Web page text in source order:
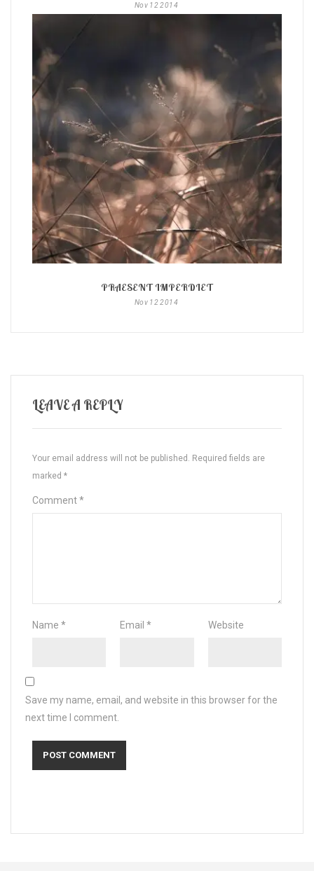
Nov 12 2014
PRAESENT IMPERDIET
Nov 12 2014
LEAVE A REPLY
Your email address will not be published. Required fields are
marked *
Comment*
Name * Email* Website
Save my name, email, and website in this browser for the
next time I comment.